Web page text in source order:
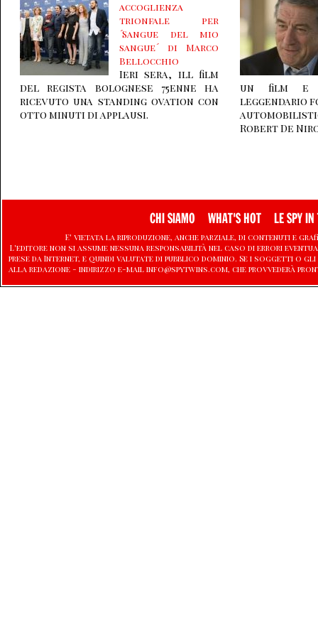
accoglienza
trionfale per
´Sangue del mio
sangue´ di Marco
Bellocchio
Ieri sera, ill film
del regista bolognese 75enne ha
ricevuto una standing ovation con
otto minuti di applausi.
un film e
leggendario
Robert De
CHI SIAMO WHAT'S HOT LE SPY IN
E' vietata la riproduzione, anche parziale, di contenuti e
L'editore non si assume nessuna responsabilità nel caso di errori
prese da Internet, e quindi valutate di pubblico dominio. Se i soggetti
alla redazione - indirizzo e-mail info@spytwins.com, che provvederà